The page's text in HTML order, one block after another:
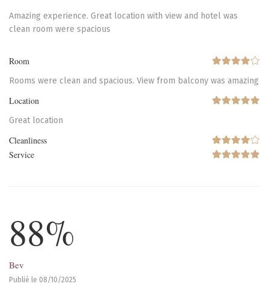
Amazing experience. Great location with view and hotel was
clean room were spacious
Room
Rooms were clean and spacious. View from balcony was amazing
Location
Great location
Cleanliness
Service
88%
Bev
Publié le 08/10/2025